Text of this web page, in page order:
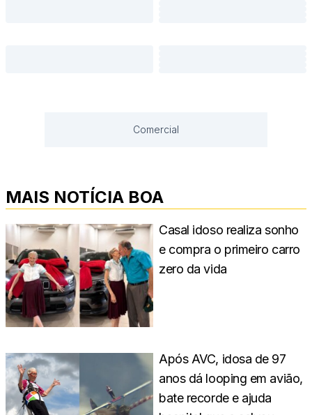
Comercial
MAIS NOTÍCIA BOA
Casal idoso realiza sonho
e compra o primeiro carro
zero da vida
Após AVC, idosa de 97
anos dá looping em avião,
bate recorde e ajuda